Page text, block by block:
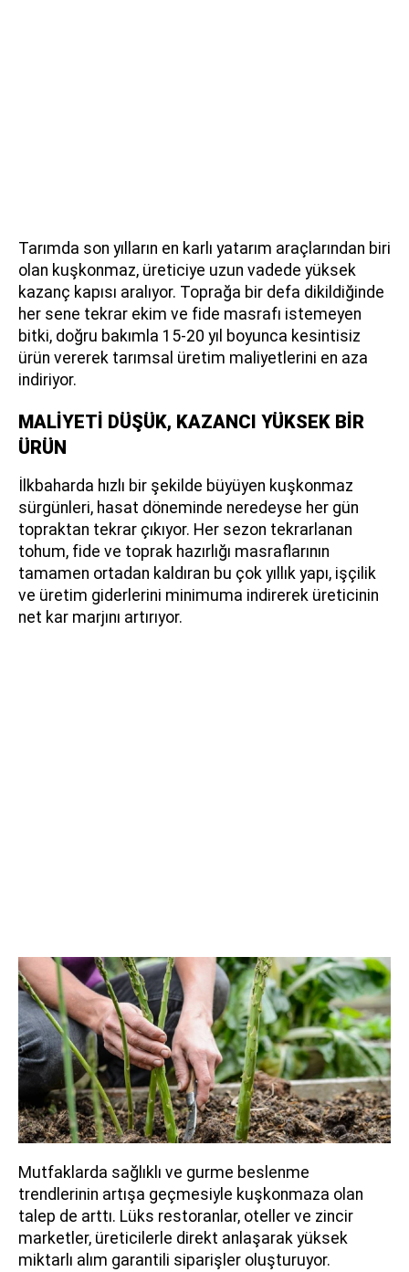
Tarımda son yılların en karlı yatarım araçlarından biri
olan kuşkonmaz, üreticiye uzun vadede yüksek
kazanç kapısı aralıyor. Toprağa bir defa dikildiğinde
her sene tekrar ekim ve fide masrafı istemeyen
bitki, doğru bakımla 15-20 yıl boyunca kesintisiz
ürün vererek tarımsal üretim maliyetlerini en aza
indiriyor.
MALİYETİ DÜŞÜK, KAZANCI YÜKSEK BİR
ÜRÜN
İlkbaharda hızlı bir şekilde büyüyen kuşkonmaz
sürgünleri, hasat döneminde neredeyse her gün
topraktan tekrar çıkıyor. Her sezon tekrarlanan
tohum, fide ve toprak hazırlığı masraflarının
tamamen ortadan kaldıran bu çok yıllık yapı, işçilik
ve üretim giderlerini minimuma indirerek üreticinin
net kar marjını artırıyor.
Mutfaklarda sağlıklı ve gurme beslenme
trendlerinin artışa geçmesiyle kuşkonmaza olan
talep de arttı. Lüks restoranlar, oteller ve zincir
marketler, üreticilerle direkt anlaşarak yüksek
miktarlı alım garantili siparişler oluşturuyor.